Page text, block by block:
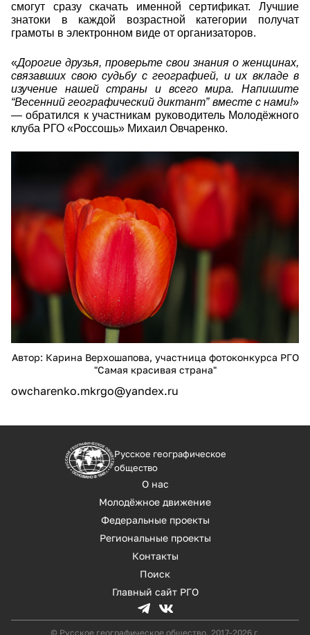
смогут сразу скачать именной сертификат. Лучшие
знатоки в каждой возрастной категории получат
грамоты в электронном виде от организаторов.
«Дорогие друзья, проверьте свои знания о женщинах,
связавших свою судьбу с географией, и их вкладе в
изучение нашей страны и всего мира. Напишите
“Весенний географический диктант” вместе с нами!»
— обратился к участникам руководитель Молодёжного
клуба РГО «Россошь» Михаил Овчаренко.
efcee6d8bed74d0bfcfbc47d2eca5c08.jpg
Автор: Карина Верхошапова, участница фотоконкурса РГО
"Самая красивая страна"
owcharenko.mkrgo@yandex.ru
Русское географическое
общество
О нас
Молодёжное движение
Федеральные проекты
Региональные проекты
Контакты
Поиск
Главный сайт РГО
© Русское географическое общество, 2017-2026 г.